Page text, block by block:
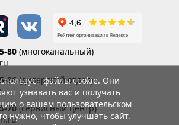
80 (многоканальный)
86(дилерский отдел)
70 (сервисный центр)
файлы cookie. Они
узнавать вас и получать
о вашем пользовательском
нужно, чтобы улучшать сайт.